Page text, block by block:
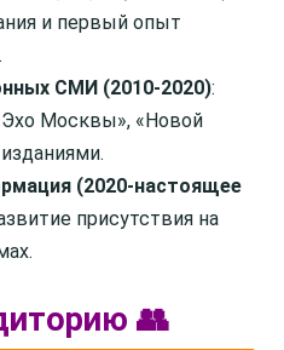
и первый опыт
СМИ (2010-2020):
Москвы», «Новой
(2020-настоящее
присутствия на
👥